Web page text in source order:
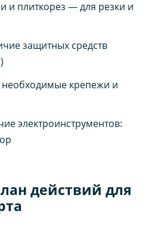
и плиткорез — для резки и
защитных средств
необходимые крепежи и
электроинструментов:
действий для